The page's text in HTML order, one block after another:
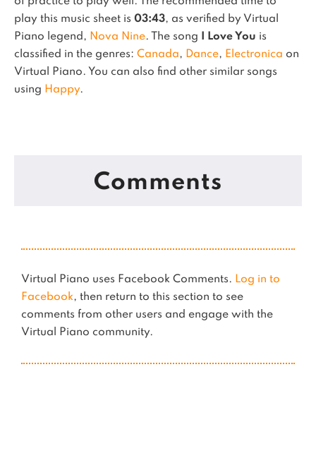
play this music sheet is 03:43, as verified by Virtual
Piano legend, Nova Nine. The song I Love You is
classified in the genres: Canada, Dance, Electronica on
Virtual Piano. You can also find other similar songs
using Happy.
Comments
Virtual Piano uses Facebook Comments. Log in to
Facebook, then return to this section to see
comments from other users and engage with the
Virtual Piano community.